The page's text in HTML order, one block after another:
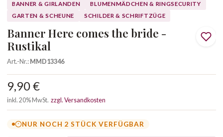
BANNER & GIRLANDEN
BLUMENMÄDCHEN & RINGSECURITY
GARTEN & SCHEUNE
SCHILDER & SCHRIFTZÜGE
Banner Here comes the bride -
Rustikal
Art.-Nr.:MMD13346
9,90 €
inkl. 20% MwSt. zzgl. Versandkosten
NUR NOCH 2 STÜCK VERFÜGBAR